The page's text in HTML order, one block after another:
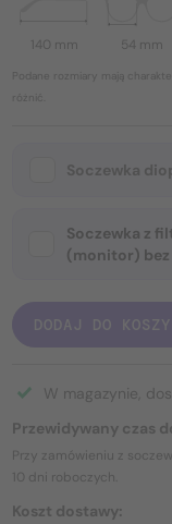
140 mm 54 mm
Podane rozmiary mają
różnić.
Soczewka
Soczewka z
(monitor)
DODAJ DO
W magazynie,
Przewidywany czas
Przy zamówieniu z
10 dni roboczych.
Koszt dostawy: